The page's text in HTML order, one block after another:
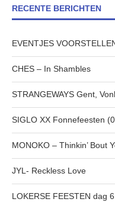
RECENTE BERICHTEN
EVENTJES
CHES – In Shambles
STRANGEWAYS Gent,
SIGLO XX Fonnefeesten
MONOKO – Thinkin’ Bout
JYL- Reckless Love
LOKERSE FEESTEN dag